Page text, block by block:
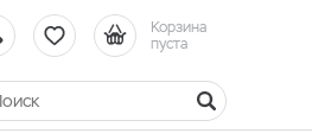
Корзина
пуста